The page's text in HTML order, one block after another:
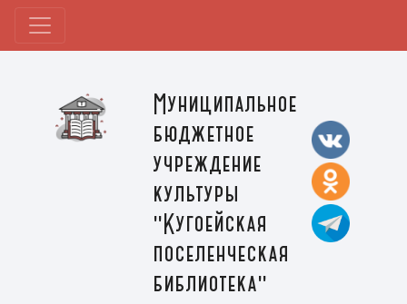
Муниципальное
бюджетное
учреждение
культуры
"Кугоейская
поселенческая
библиотека"